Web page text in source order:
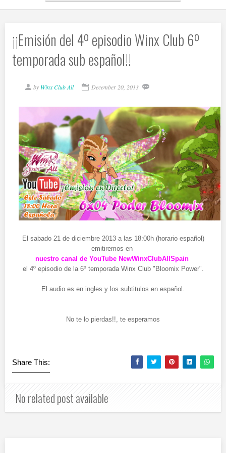
¡¡Emisión del 4º episodio Winx Club 6º
temporada sub español!!
by Winx Club All December 20, 2013
El sabado 21 de diciembre 2013 a las 18:00h (horario español)
emitiremos en
nuestro canal de YouTube NewWinxClubAllSpain
el 4º episodio de la 6º temporada Winx Club "Bloomix Power".
El audio es en ingles y los subtitulos en español.
No te lo pierdas!!, te esperamos
Share This:
No related post available